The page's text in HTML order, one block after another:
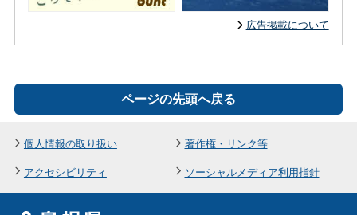
広告掲載について
ページの先頭へ戻る
個人情報の取り扱い
著作権・リンク等
アクセシビリティ
ソーシャルメディア利用指針